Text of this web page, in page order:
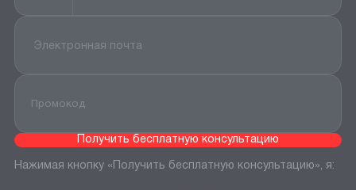
Получить бесплатную консультацию
Нажимая кнопку «Получить бесплатную консультацию», я: